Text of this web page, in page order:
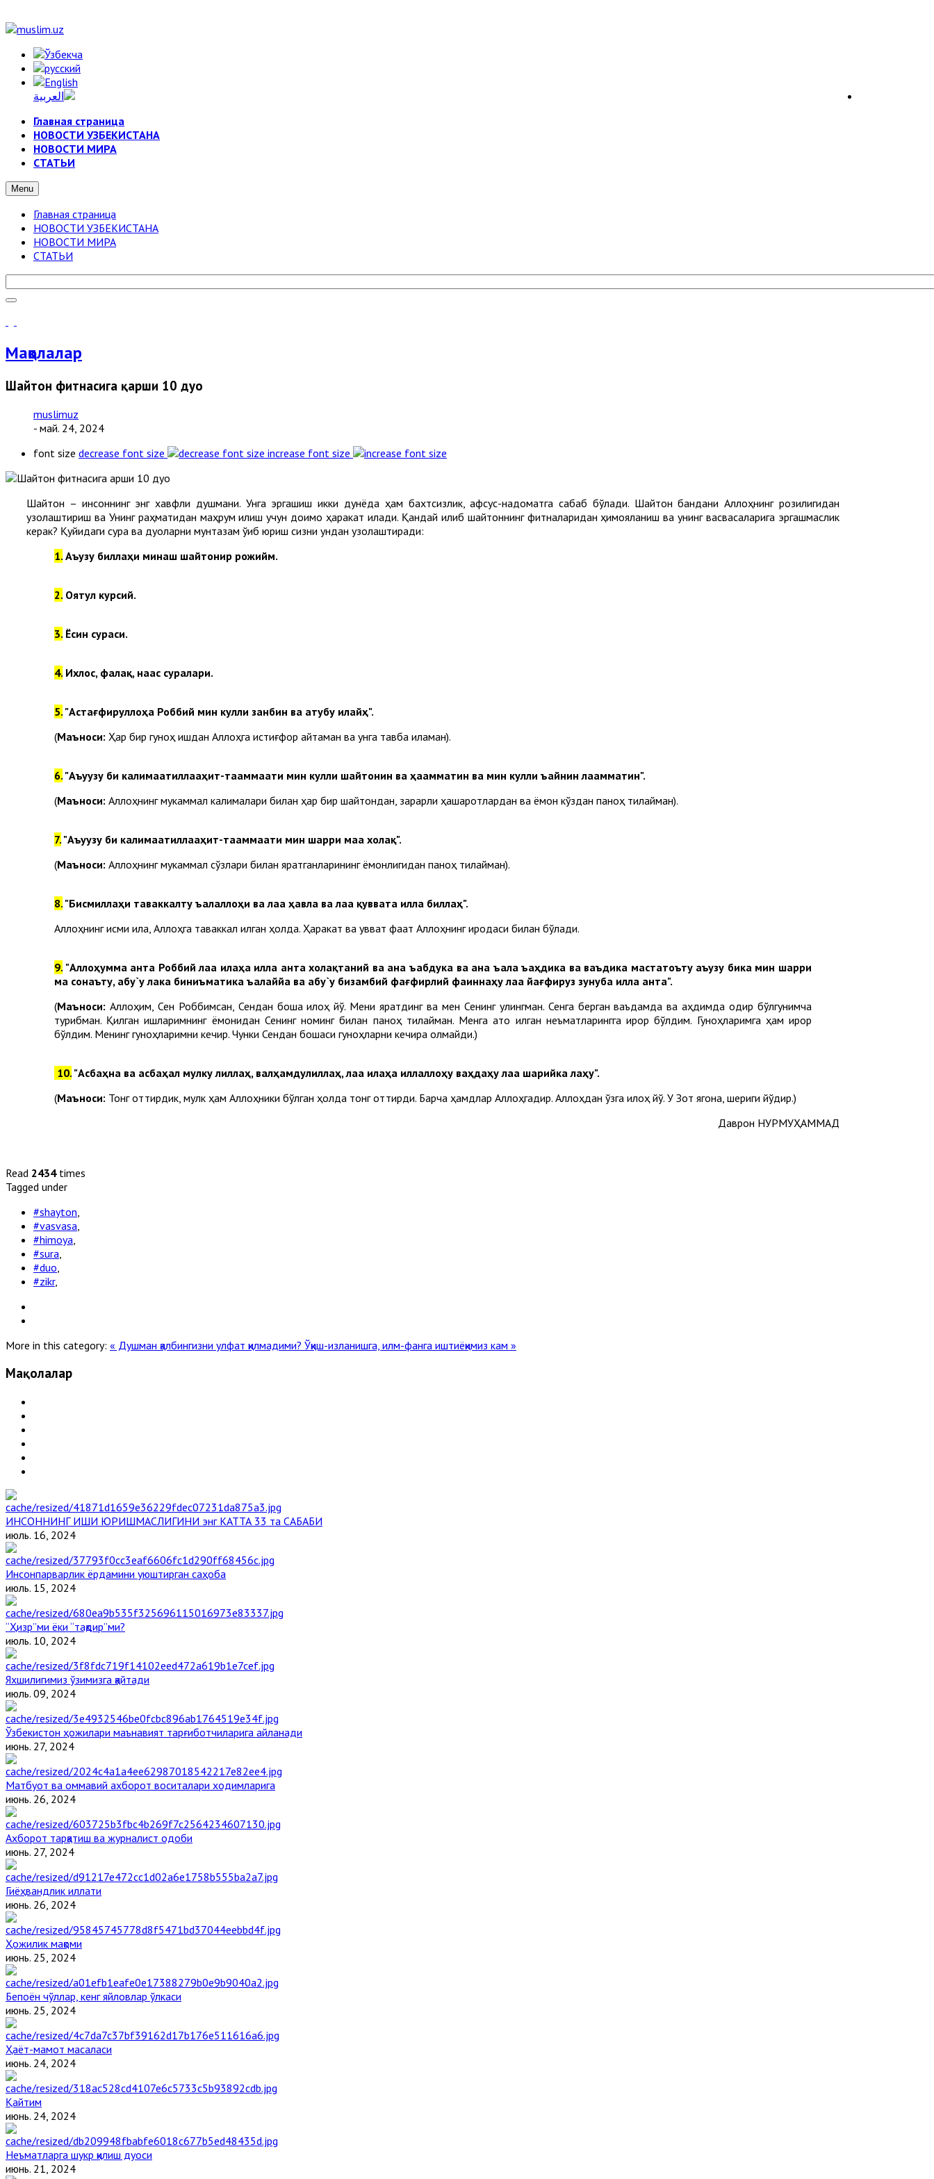
Главная страница
НОВОСТИ УЗБЕКИСТАНА
НОВОСТИ МИРА
СТАТЬИ
Menu
Главная страница
НОВОСТИ УЗБЕКИСТАНА
НОВОСТИ МИРА
СТАТЬИ
Мақолалар
Шайтон фитнасига қарши 10 дуо
muslimuz
- май. 24, 2024
font size decrease font size increase font size
Шайтон – инсоннинг энг хавфли душмани. Унга эргашиш икки дунёда ҳам бахтсизлик, афсус-надоматга сабаб бўлади. Шайтон бандани Аллоҳнинг розилигидан
узоқлаштириш ва Унинг раҳматидан маҳрум қилиш учун доимо ҳаракат қилади. Қандай қилиб шайтоннинг фитналаридан ҳимояланиш ва унинг васвасаларига эргашмаслик
керак? Қуйидаги сура ва дуоларни мунтазам ўқиб юриш сизни ундан узоқлаштиради:
1. Аъузу биллаҳи минаш шайтонир рожийм.
2. Оятул курсий.
3. Ёсин сураси.
4. Ихлос, фалақ, наас суралари.
5. "Астағфируллоҳа Роббий мин кулли занбин ва атубу илайҳ".
(Маъноси: Ҳар бир гуноҳ ишдан Аллоҳга истиғфор айтаман ва унга тавба қиламан).
6. "Аъуузу би калимаатиллааҳит-тааммаати мин кулли шайтонин ва ҳаамматин ва мин кулли ъайнин лаамматин".
(Маъноси: Аллоҳнинг мукаммал калималари билан ҳар бир шайтондан, зарарли ҳашаротлардан ва ёмон кўздан паноҳ тилайман).
7. "Аъуузу би калимаатиллааҳит-тааммаати мин шарри маа холақ".
(Маъноси: Аллоҳнинг мукаммал сўзлари билан яратганларининг ёмонлигидан паноҳ тилайман).
8. "Бисмиллаҳи таваккалту ъалаллоҳи ва лаа ҳавла ва лаа қуввата илла биллаҳ".
Аллоҳнинг исми ила, Аллоҳга таваккал қилган ҳолда. Ҳаракат ва қувват фақат Аллоҳнинг иродаси билан бўлади.
9. "Аллоҳумма анта Роббий лаа илаҳа илла анта холақтаний ва ана ъабдука ва ана ъала ъаҳдика ва ваъдика мастатоъту аъузу бика мин шарри
ма сонаъту, абу`у лака биниъматика ъалаййа ва абу`у бизамбий фағфирлий фаиннаҳу лаа йағфируз зунуба илла анта".
(Маъноси: Аллоҳим, Сен Роббимсан, Сендан бошқа илоҳ йўқ. Мени яратдинг ва мен Сенинг қулингман. Сенга берган ваъдамда ва аҳдимда қодир бўлгунимча
турибман. Қилган ишларимнинг ёмонидан Сенинг номинг билан паноҳ тилайман. Менга ато қилган неъматларингга иқрор бўлдим. Гуноҳларимга ҳам иқрор
бўлдим. Менинг гуноҳларимни кечир. Чунки Сендан бошқаси гуноҳларни кечира олмайди.)
10. "Асбаҳна ва асбаҳал мулку лиллаҳ, валҳамдулиллаҳ,лаа илаҳа иллаллоҳу ваҳдаҳу лаа шарийка лаҳу".
(Маъноси: Тонг оттирдик, мулк ҳам Аллоҳники бўлган ҳолда тонг оттирди. Барча ҳамдлар Аллоҳгадир. Аллоҳдан ўзга илоҳ йўқ. У Зот ягона, шериги йўқдир.)
Даврон НУРМУҲАММАД
Read 2434times
Tagged under
#shayton
#vasvasa
#himoya
#sura
#duo
#zikr,
More in this category: « Душман қалбингизни улфат қилмадими? Ўқиш-изланишга, илм-фанга иштиёқимиз кам »
Мақолалар
ИНСОННИНГ ИШИ ЮРИШМАСЛИГИНИ энг КАТТА 33 та САБАБИ
июль. 16, 2024
Инсонпарварлик ёрдамини уюштирган саҳоба
июль. 15, 2024
“Ҳизр”ми ёки “тақдир”ми?
июль. 10, 2024
Яхшилигимиз ўзимизга қайтади
июль. 09, 2024
Ўзбекистон ҳожилари маънавият тарғиботчиларига айланади
июнь. 27, 2024
Матбуот ва оммавий ахборот воситалари ходимларига
июнь. 26, 2024
Ахборот тарқатиш ва журналист одоби
июнь. 27, 2024
Гиёҳвандлик иллати
июнь. 26, 2024
Ҳожилик мақоми
июнь. 25, 2024
Бепоён чўллар, кенг яйловлар ўлкаси
июнь. 25, 2024
Ҳаёт-мамот масаласи
июнь. 24, 2024
Қайтим
июнь. 24, 2024
Неъматларга шукр қилиш дуоси
июнь. 21, 2024